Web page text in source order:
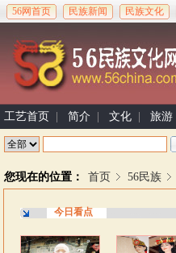
56网首页 民族新闻 民族文化
工艺首页 简介 文化 旅游
您现在的位置： 首页 56民族
今日看点